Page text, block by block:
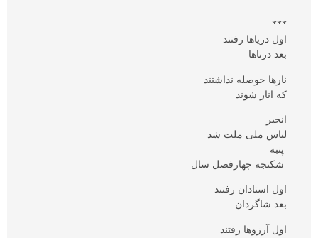
***
اول دریاها رفتند
بعد درناها
نارها حوصله نداشتند
که انار شوند
انجیر
لباس ملی ملت شد
پنبه
شکنجه چهارفصل سال
اول استادان رفتند
بعد شاگردان
اول آرزوها رفتند